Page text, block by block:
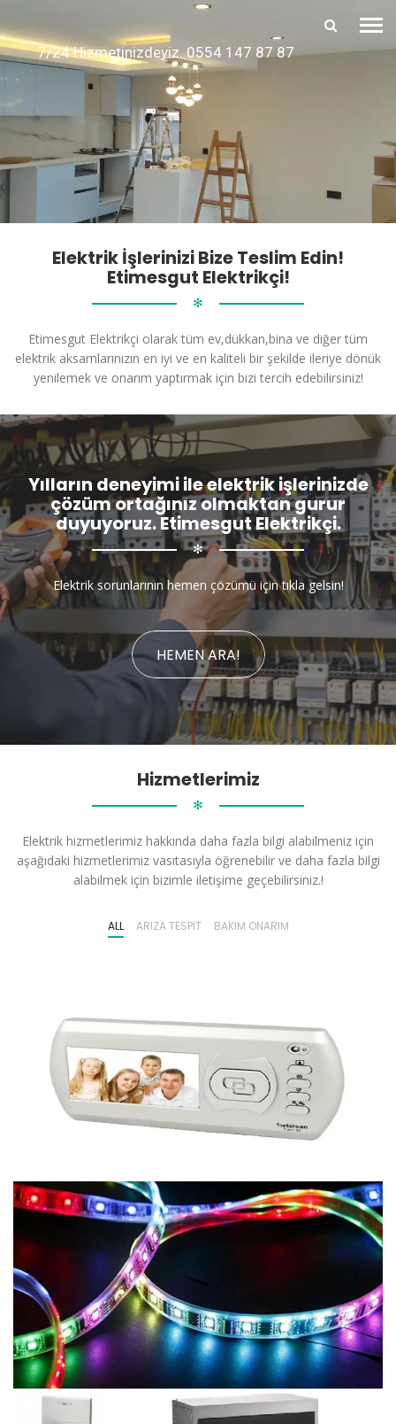
7/24 Hizmetinizdeyiz. 0554 147 87 87
Elektrik İşlerinizi Bize Teslim Edin!
Etimesgut Elektrikçi!
✻
Etimesgut Elektrikçi olarak tüm ev,dükkan,bina ve diğer tüm
elektrik aksamlarınızın en iyi ve en kaliteli bir şekilde ileriye dönük
yenilemek ve onarım yaptırmak için bizi tercih edebilirsiniz!
Yılların deneyimi ile elektrik işlerinizde
çözüm ortağınız olmaktan gurur
duyuyoruz. Etimesgut Elektrikçi.
✻
Elektrik sorunlarının hemen çözümü için tıkla gelsin!
HEMEN ARA!
Hizmetlerimiz
✻
Elektrik hizmetlerimiz hakkında daha fazla bilgi alabilmeniz için
aşağıdaki hizmetlerimiz vasıtasıyla öğrenebilir ve daha fazla bilgi
alabilmek için bizimle iletişime geçebilirsiniz.!
ALL ARIZA TESPIT BAKIM ONARIM